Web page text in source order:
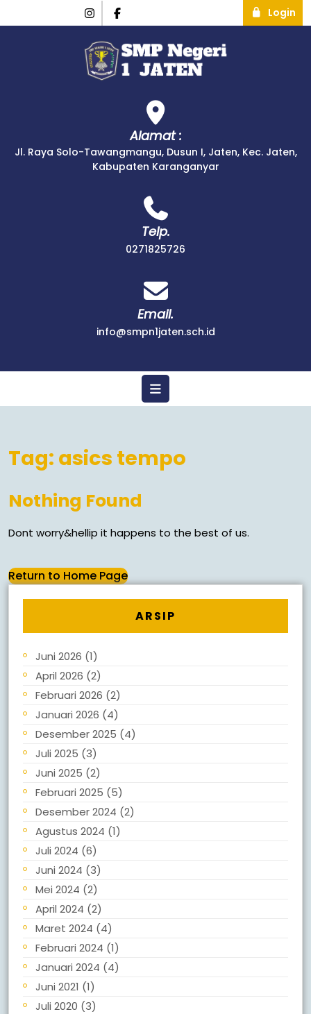
Login
Alamat :
Jl. Raya Solo-Tawangmangu, Dusun I, Jaten, Kec. Jaten,
Kabupaten Karanganyar
Telp.
0271825726
Email.
info@smpn1jaten.sch.id
Tag: asics tempo
Nothing Found
Dont worry&hellip it happens to the best of us.
Return to Home Page
ARSIP
Juni 2026 (1)
April 2026 (2)
Februari 2026 (2)
Januari 2026 (4)
Desember 2025 (4)
Juli 2025 (3)
Juni 2025 (2)
Februari 2025 (5)
Desember 2024 (2)
Agustus 2024 (1)
Juli 2024 (6)
Juni 2024 (3)
Mei 2024 (2)
April 2024 (2)
Maret 2024 (4)
Februari 2024 (1)
Januari 2024 (4)
Juni 2021 (1)
Juli 2020 (3)